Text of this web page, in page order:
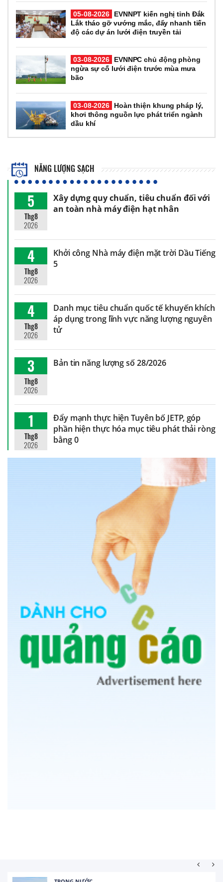
05-08-2026
EVNNPT kiến nghị tỉnh Đắk
Lắk tháo gỡ vướng mắc, đẩy nhanh tiến
độ các dự án lưới điện truyền tải
03-08-2026
EVNNPC chủ động phòng
ngừa sự cố lưới điện trước mùa mưa
bão
03-08-2026
Hoàn thiện khung pháp lý,
khơi thông nguồn lực phát triển ngành
dầu khí
NĂNG LƯỢNG SẠCH
5
Thg8
2026
Xây dựng quy chuẩn, tiêu chuẩn đối với
an toàn nhà máy điện hạt nhân
4
Thg8
2026
Khởi công Nhà máy điện mặt trời Dầu Tiếng
5
4
Thg8
2026
Danh mục tiêu chuẩn quốc tế khuyến khích
áp dụng trong lĩnh vực năng lượng nguyên
tử
3
Thg8
2026
Bản tin năng lượng số 28/2026
1
Thg8
2026
Đẩy mạnh thực hiện Tuyên bố JETP, góp
phần hiện thực hóa mục tiêu phát thải ròng
bằng 0